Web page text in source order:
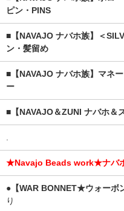
ピン・PINS
■【NAVAJO ナバホ族】＜
ン・髪留め
■【NAVAJO ナバホ族】マネ
ー
■【NAVAJO＆ZUNI ナバホ＆
.
★Navajo Beads work★ナバ
●【WAR BONNET★ウォーボ
り